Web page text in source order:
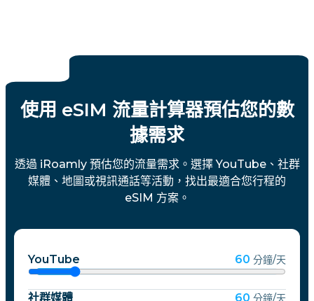
使用 eSIM 流量計算器預估您的數
據需求
透過 iRoamly 預估您的流量需求。選擇 YouTube、社群
媒體、地圖或視訊通話等活動，找出最適合您行程的
eSIM 方案。
YouTube 60 分鐘/天
社群媒體 60 分鐘/天